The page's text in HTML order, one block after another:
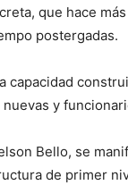
que hace
postergadas.
capacidad
y
Bello, se
de primer